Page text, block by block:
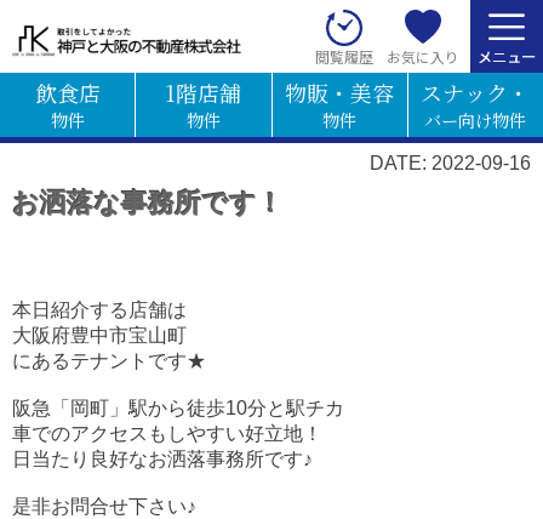
閲覧履歴 お気に入り
飲食店
物件
1階店舗
物件
物販・美容
物件
スナック・
バー向け物件
DATE: 2022-09-16
お洒落な事務所です！
本日紹介する店舗は
大阪府豊中市宝山町
にあるテナントです★
阪急「岡町」駅から徒歩10分と駅チカ
車でのアクセスもしやすい好立地！
日当たり良好なお洒落事務所です♪
是非お問合せ下さい♪